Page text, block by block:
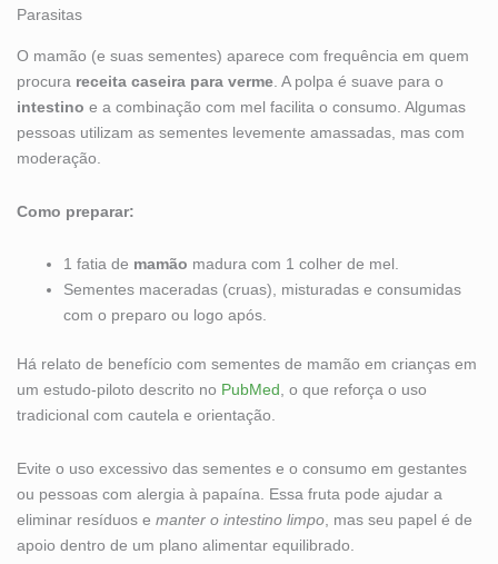
Parasitas
O mamão (e suas sementes) aparece com frequência em quem
procura receita caseira para verme. A polpa é suave para o
intestino e a combinação com mel facilita o consumo. Algumas
pessoas utilizam as sementes levemente amassadas, mas com
moderação.
Como preparar:
1 fatia de mamão madura com 1 colher de mel.
Sementes maceradas (cruas), misturadas e consumidas
com o preparo ou logo após.
Há relato de benefício com sementes de mamão em crianças em
um estudo-piloto descrito no PubMed, o que reforça o uso
tradicional com cautela e orientação.
Evite o uso excessivo das sementes e o consumo em gestantes
ou pessoas com alergia à papaína. Essa fruta pode ajudar a
eliminar resíduos e manter o intestino limpo , mas seu papel é de
apoio dentro de um plano alimentar equilibrado.